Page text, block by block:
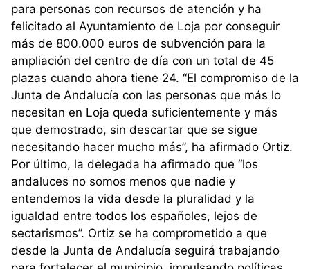
para personas con recursos de atención y ha
felicitado al Ayuntamiento de Loja por conseguir
más de 800.000 euros de subvención para la
ampliación del centro de día con un total de 45
plazas cuando ahora tiene 24. “El compromiso de la
Junta de Andalucía con las personas que más lo
necesitan en Loja queda suficientemente y más
que demostrado, sin descartar que se sigue
necesitando hacer mucho más”, ha afirmado Ortiz.
Por último, la delegada ha afirmado que “los
andaluces no somos menos que nadie y
entendemos la vida desde la pluralidad y la
igualdad entre todos los españoles, lejos de
sectarismos”. Ortiz se ha comprometido a que
desde la Junta de Andalucía seguirá trabajando